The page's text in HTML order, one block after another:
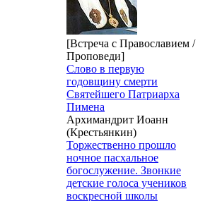
[Встреча с Православием /
Проповеди]
Слово в первую
годовщину смерти
Святейшего Патриарха
Пимена
Архимандрит Иоанн
(Крестьянкин)
Торжественно прошло
ночное пасхальное
богослужение. Звонкие
детские голоса учеников
воскресной школы